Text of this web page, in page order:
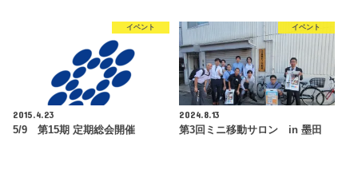
イベント
2015.4.23
5/9 第15期 定期総会開催
イベント
2024.8.13
第3回ミニ移動サロン in 墨田